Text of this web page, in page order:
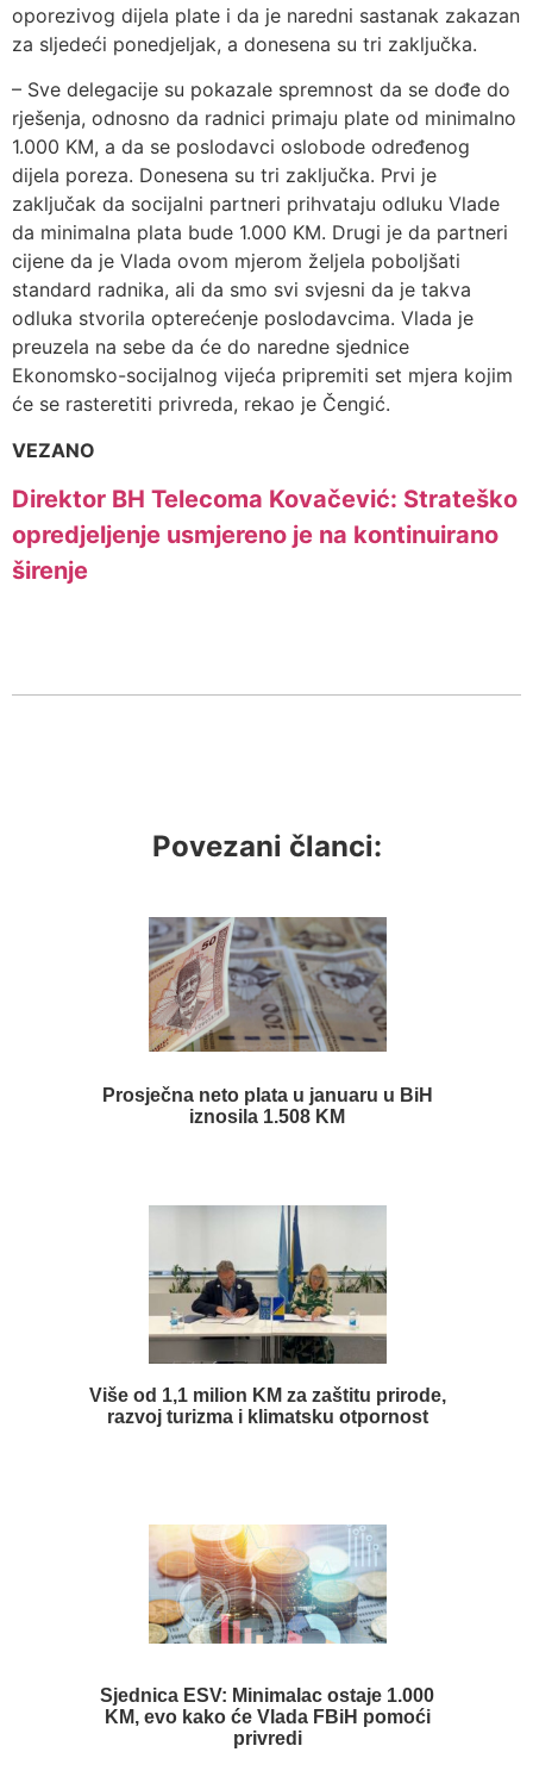
oporezivog dijela plate i da je naredni sastanak zakazan
za sljedeći ponedjeljak, a donesena su tri zaključka.
– Sve delegacije su pokazale spremnost da se dođe do
rješenja, odnosno da radnici primaju plate od minimalno
1.000 KM, a da se poslodavci oslobode određenog
dijela poreza. Donesena su tri zaključka. Prvi je
zaključak da socijalni partneri prihvataju odluku Vlade
da minimalna plata bude 1.000 KM. Drugi je da partneri
cijene da je Vlada ovom mjerom željela poboljšati
standard radnika, ali da smo svi svjesni da je takva
odluka stvorila opterećenje poslodavcima. Vlada je
preuzela na sebe da će do naredne sjednice
Ekonomsko-socijalnog vijeća pripremiti set mjera kojim
će se rasteretiti privreda, rekao je Čengić.
VEZANO
Direktor BH Telecoma Kovačević: Strateško
opredjeljenje usmjereno je na kontinuirano
širenje
Povezani članci:
Prosječna neto plata u januaru u BiH
iznosila 1.508 KM
Više od 1,1 milion KM za zaštitu prirode,
razvoj turizma i klimatsku otpornost
Sjednica ESV: Minimalac ostaje 1.000
KM, evo kako će Vlada FBiH pomoći
privredi